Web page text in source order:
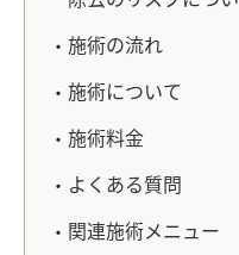
施術の流れ
施術について
施術料金
よくある質問
関連施術メニュー